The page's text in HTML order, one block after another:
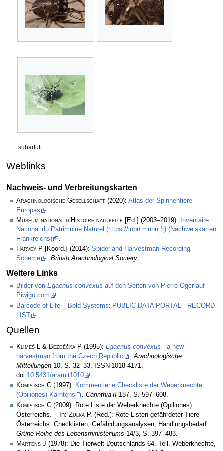
subadult
Weblinks
Nachweis- und Verbreitungskarten
Arachnologische Gesellschaft (2020): Atlas der Spinnentiere
Europas
Muséum national d’Histoire naturelle [Ed.] (2003–2019):
Inventaire
National du Patrimoine Naturel (https://inpn.mnhn.fr) (Nachweiskarten
Frankreichs)
.
Harvey P [Koord.] (2014): Spider and Harvestman Recording
Scheme
. British Arachnological Society.
Weitere Links
Bilder von Egaenus convexus auf den Seiten von Pierre Oger auf
Piwigo.com
Barcode of Life – Bold Systems: PUBLIC DATA PORTAL - RECORD
LIST
Quellen
Klimeš L & Bezděčka P (1995): Egaenus convexus - a new
harvestman from the Czech Republic
.Arachnologische
Mitteilungen 10, S. 32–33, ISSN 1018-4171,
doi:10.5431/aramit1010
.
Komposch C (1997): Kommentierte Checkliste der Weberknechte
(Opiliones) Kärntens
. Carinthia II 187, S. 597–608.
Komposch C (2009): Rote Liste der Weberknechte (Opiliones)
Österreichs. – In: Zulka P. (Red.): Rote Listen gefährdeter Tiere
Österreichs. Checklisten, Gefährdungsanalysen, Handlungsbedarf.
Grüne Reihe des Lebensministeriums 14/3, S. 397–483.
Martens J (1978): Die Tierwelt Deutschlands 64. Teil, Weberknechte,